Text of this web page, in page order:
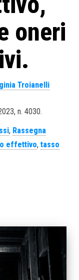
oneri
Troianelli
n. 4030.
, Rassegna
effettivo, tasso